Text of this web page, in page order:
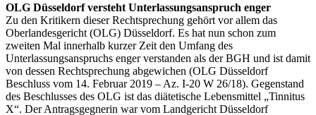
OLG Düsseldorf versteht Unterlassungsanspruch enger
Zu den Kritikern dieser Rechtsprechung gehört vor allem das
Oberlandesgericht (OLG) Düsseldorf. Es hat nun schon zum
zweiten Mal innerhalb kurzer Zeit den Umfang des
Unterlassungsanspruchs enger verstanden als der BGH und ist damit
von dessen Rechtsprechung abgewichen (OLG Düsseldorf
Beschluss vom 14. Februar 2019 – Az. I-20 W 26/18). Gegenstand
des Beschlusses des OLG ist das diätetische Lebensmittel „Tinnitus
X“. Der Antragsgegnerin war vom Landgericht Düsseldorf